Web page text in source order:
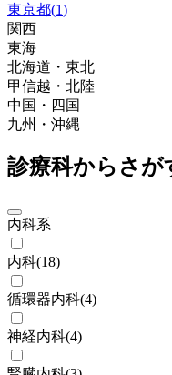
東京都(1)
関西
東海
北海道・東北
甲信越・北陸
中国・四国
九州・沖縄
診療科からさが
内科系
内科(18)
循環器内科(4)
神経内科(4)